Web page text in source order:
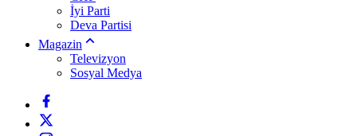
İyi Parti
Deva Partisi
Magazin
Televizyon
Sosyal Medya